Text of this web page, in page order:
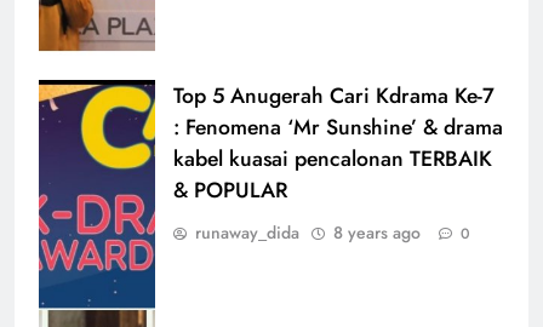
Top 5 Anugerah Cari Kdrama Ke-7
: Fenomena ‘Mr Sunshine’ & drama
kabel kuasai pencalonan TERBAIK
& POPULAR
runaway_dida 8 years ago 0